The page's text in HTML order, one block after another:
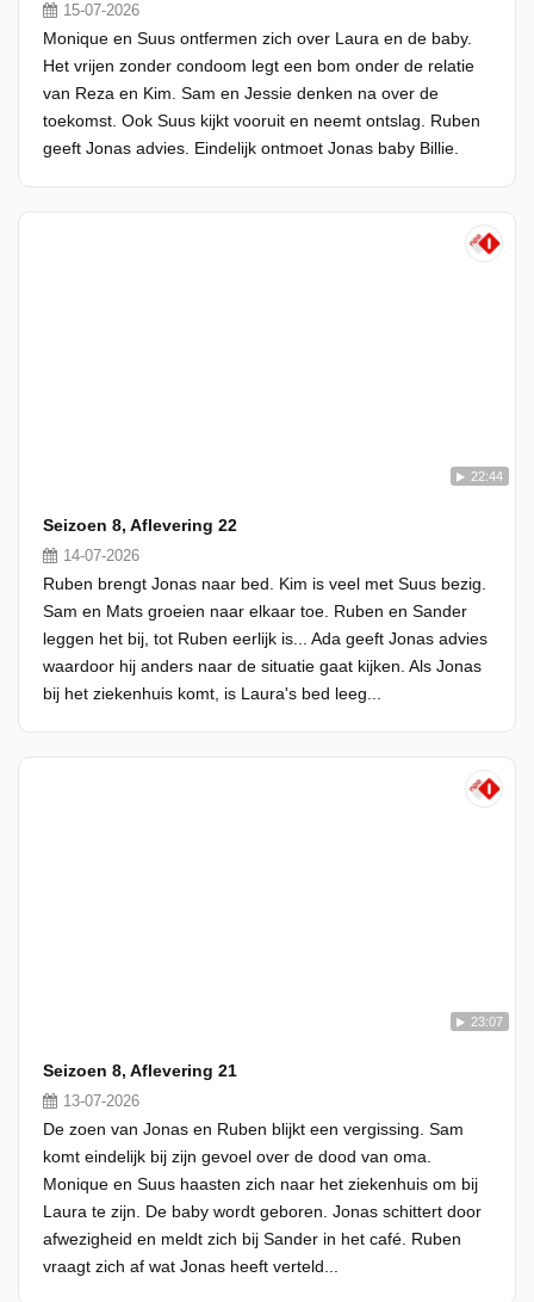
15-07-2026
Monique en Suus ontfermen zich over Laura en de baby.
Het vrijen zonder condoom legt een bom onder de relatie
van Reza en Kim. Sam en Jessie denken na over de
toekomst. Ook Suus kijkt vooruit en neemt ontslag. Ruben
geeft Jonas advies. Eindelijk ontmoet Jonas baby Billie.
22:44
Seizoen 8, Aflevering 22
14-07-2026
Ruben brengt Jonas naar bed. Kim is veel met Suus bezig.
Sam en Mats groeien naar elkaar toe. Ruben en Sander
leggen het bij, tot Ruben eerlijk is... Ada geeft Jonas advies
waardoor hij anders naar de situatie gaat kijken. Als Jonas
bij het ziekenhuis komt, is Laura's bed leeg...
23:07
Seizoen 8, Aflevering 21
13-07-2026
De zoen van Jonas en Ruben blijkt een vergissing. Sam
komt eindelijk bij zijn gevoel over de dood van oma.
Monique en Suus haasten zich naar het ziekenhuis om bij
Laura te zijn. De baby wordt geboren. Jonas schittert door
afwezigheid en meldt zich bij Sander in het café. Ruben
vraagt zich af wat Jonas heeft verteld...